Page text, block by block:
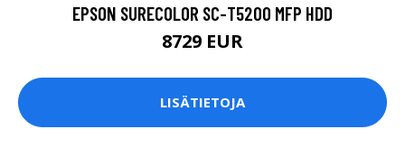
EPSON SURECOLOR SC-T5200 MFP HDD
8729 EUR
LISÄTIETOJA